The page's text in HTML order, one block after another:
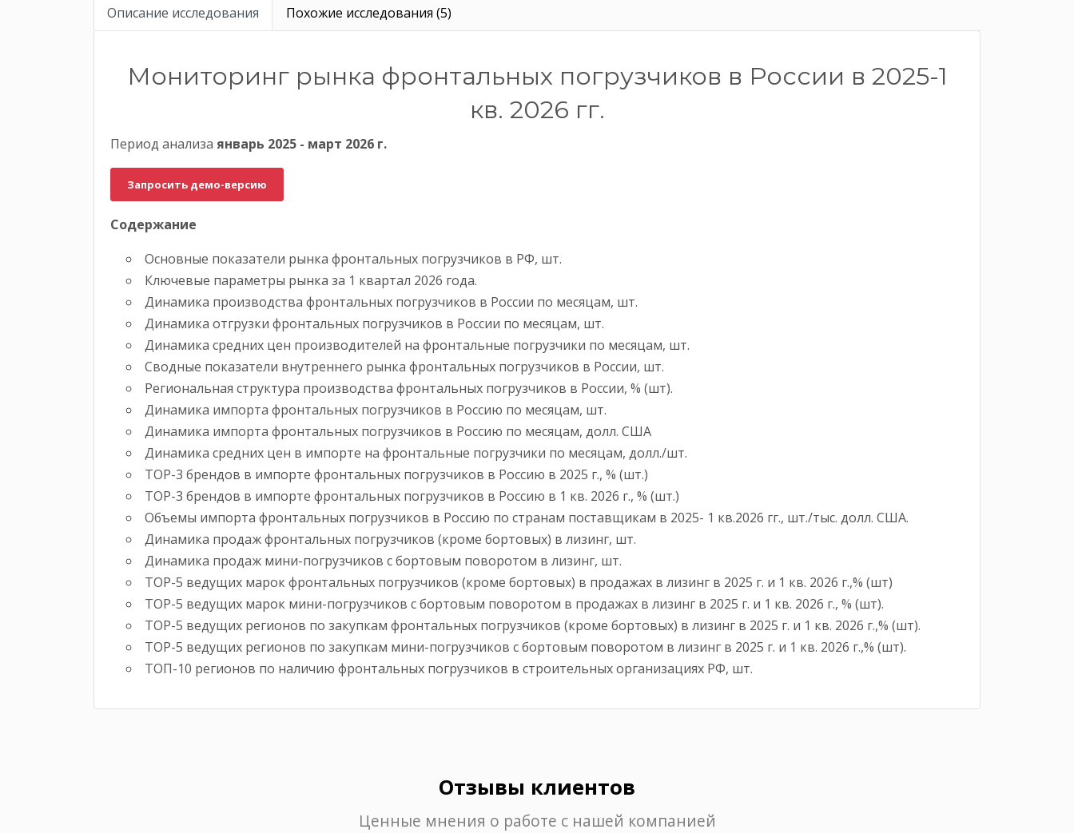
Описание исследования Похожие исследования (5)
Мониторинг рынка фронтальных погрузчиков в России в 2025-1
кв. 2026 гг.
Период анализа январь 2025 - март 2026 г.
Запросить демо-версию
Содержание
Основные показатели рынка фронтальных погрузчиков в РФ, шт.
Ключевые параметры рынка за 1 квартал 2026 года.
Динамика производства фронтальных погрузчиков в России по месяцам, шт.
Динамика отгрузки фронтальных погрузчиков в России по месяцам, шт.
Динамика средних цен производителей на фронтальные погрузчики по месяцам, шт.
Сводные показатели внутреннего рынка фронтальных погрузчиков в России, шт.
Региональная структура производства фронтальных погрузчиков в России, % (шт).
Динамика импорта фронтальных погрузчиков в Россию по месяцам, шт.
Динамика импорта фронтальных погрузчиков в Россию по месяцам, долл. США
Динамика средних цен в импорте на фронтальные погрузчики по месяцам, долл./шт.
ТОР-3 брендов в импорте фронтальных погрузчиков в Россию в 2025 г., % (шт.)
ТОР-3 брендов в импорте фронтальных погрузчиков в Россию в 1 кв. 2026 г., % (шт.)
Объемы импорта фронтальных погрузчиков в Россию по странам поставщикам в 2025- 1 кв.2026 гг., шт./тыс. долл. США.
Динамика продаж фронтальных погрузчиков (кроме бортовых) в лизинг, шт.
Динамика продаж мини-погрузчиков с бортовым поворотом в лизинг, шт.
ТОР-5 ведущих марок фронтальных погрузчиков (кроме бортовых) в продажах в лизинг в 2025 г. и 1 кв. 2026 г.,% (шт)
ТОР-5 ведущих марок мини-погрузчиков с бортовым поворотом в продажах в лизинг в 2025 г. и 1 кв. 2026 г., % (шт).
ТОР-5 ведущих регионов по закупкам фронтальных погрузчиков (кроме бортовых) в лизинг в 2025 г. и 1 кв. 2026 г.,% (шт).
ТОР-5 ведущих регионов по закупкам мини-погрузчиков с бортовым поворотом в лизинг в 2025 г. и 1 кв. 2026 г.,% (шт).
ТОП-10 регионов по наличию фронтальных погрузчиков в строительных организациях РФ, шт.
Отзывы клиентов
Ценные мнения о работе с нашей компанией